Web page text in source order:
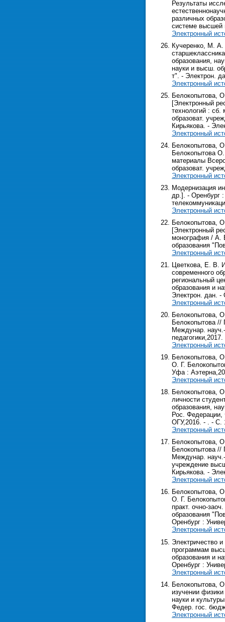
Результаты
различных
системе высшей
Электронный
Кучеренко, М. А.
образования,
науки и высш.
т". - Электрон.
Электронный
Белокопытова,
[Электронный
технологий :
образоват.
Кирьякова. -
Электронный
Белокопытова,
Белокопытова О.
материалы
образоват.
Электронный
Модернизация
др.]. - Оренбург
Электронный
Белокопытова,
[Электронный
монография / А.
образования
Электронный
Цветкова, Е. В.
современного
региональный
образования и
Электрон. дан. -
Электронный
Белокопытова,
Белокопытова //
Междунар.
Электронный
Белокопытова,
О. Г.
Уфа :
Электронный
Белокопытова,
личности
образования,
Рос. Федерации,
ОГУ,2016. - . - С.
Электронный
Белокопытова,
Белокопытова //
Междунар.
учреждение
Кирьякова. -
Электронный
Белокопытова,
О. Г.
практ. очно-
образования
Оренбург :
Электронный
Электричество
программам
образования и
Оренбург :
Электронный
Белокопытова,
изучении
науки и
Федер. гос.
Электронный